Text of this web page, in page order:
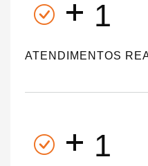
+ 1
ATENDIMENTOS
+ 1